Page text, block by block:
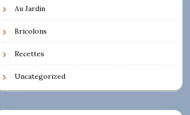
Au Jardin
Bricolons
Recettes
Uncategorized